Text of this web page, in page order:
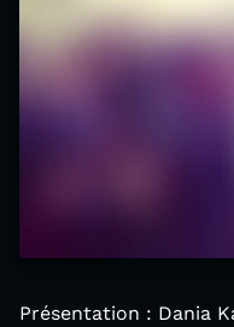
Présentation : Dania